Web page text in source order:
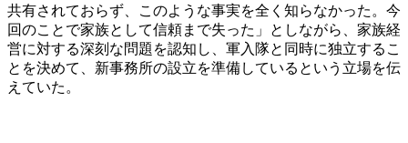
共有されておらず、このような事実を全く知らなかった。今
回のことで家族として信頼まで失った」としながら、家族経
営に対する深刻な問題を認知し、軍入隊と同時に独立するこ
とを決めて、新事務所の設立を準備しているという立場を伝
えていた。